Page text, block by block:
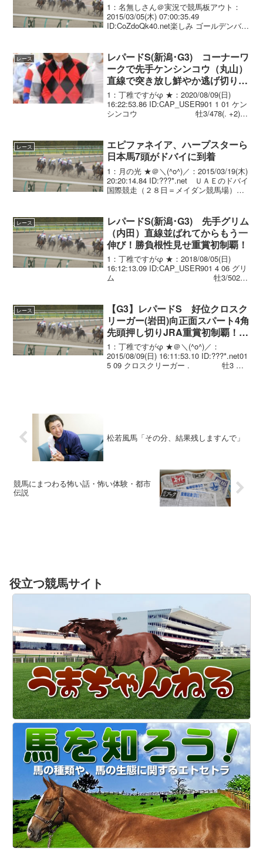
1：名無しさん＠実況で競馬板アウト：
2015/03/05(木) 07:00:35.49
ID:CoZdoQk40.net楽しみ ゴールデンバロ
０メートル）に、ヒヤシン...
レース
レパードS(新潟･G3) コーナーワ
ークで先手ケンシンコウ（丸山）
直線で突き放し鮮やか逃げ切り！
重賞初制覇
1：丁稚ですがφ ★：2020/08/09(日)
16:22:53.86 ID:CAP_USER901 1 01 ケン
シンコウ 牡3/478(. +2)/
レース
エピファネイア、ハープスターら
日本馬7頭がドバイに到着
1：月の光 ★＠＼(^o^)／：2015/03/19(木)
20:20:14.84 ID:???*.net ＵＡＥのドバイ
国際競走（２８日＝メイダン競馬場）に
関西空港を...
レース
レパードS(新潟･G3) 先手グリム
（内田）直線並ばれてからもう一
伸び！勝負根性見せ重賞初制覇！
1：丁稚ですがφ ★：2018/08/05(日)
16:12:13.09 ID:CAP_USER901 4 06 グリ
ム 牡3/502(.
レース
【G3】レパードS 好位クロスク
リーガー(岩田)向正面スパート4角
先頭押し切りJRA重賞初制覇！ア
ドマイヤオーラ産駒重賞初V
1：丁稚ですがφ ★＠＼(^o^)／：
2015/08/09(日) 16:11:53.10 ID:???*.net01
5 09 クロスクリーガー . 牡3 岩
松若風馬「その分、結果残しますんで」
競馬にまつわる怖い話・怖い体験・都市
伝説
役立つ競馬サイト